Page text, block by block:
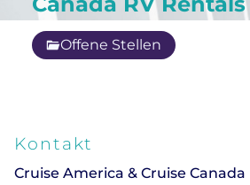
Offene Stellen
Kontakt
Cruise America & Cruise Canada